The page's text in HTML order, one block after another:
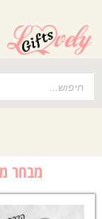
מבחר